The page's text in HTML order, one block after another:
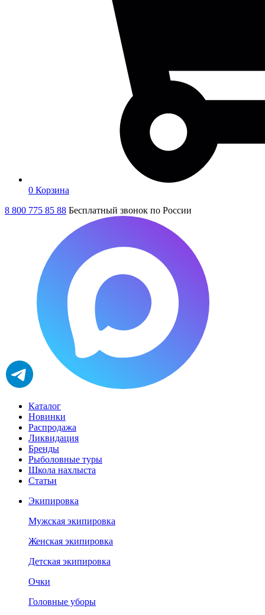
0 Корзина
8 800 775 85 88 Бесплатный звонок по России
Каталог
Новинки
Распродажа
Ликвидация
Бренды
Рыболовные туры
Школа нахлыста
Статьи
Экипировка
Мужская экипировка
Женская экипировка
Детская экипировка
Очки
Головные уборы